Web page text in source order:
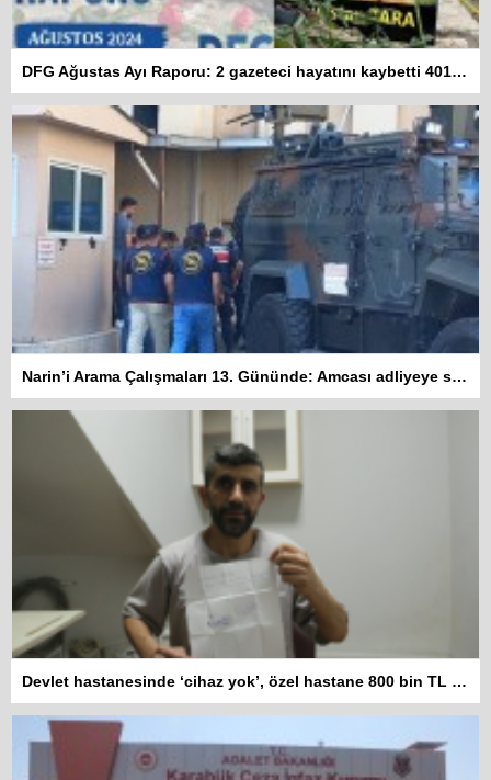
DFG Ağustas Ayı Raporu: 2 gazeteci hayatını kaybetti 401 habere erişim engeli getirildi
Narin’i Arama Çalışmaları 13. Gününde: Amcası adliyeye sevk edildi
Devlet hastanesinde ‘cihaz yok’, özel hastane 800 bin TL istiyor